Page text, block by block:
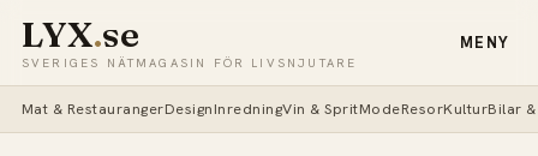
LYX.se
SVERIGES NÄTMAGASIN FÖR LIVSNJUTARE
MENY
Mat & RestaurangerDesignInredningVin & SpritModeResorKulturBilar